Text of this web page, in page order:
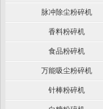
脉冲除尘粉碎机
香料粉碎机
食品粉碎机
万能吸尘粉碎机
针棒粉碎机